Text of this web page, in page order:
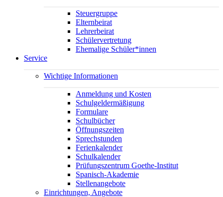
Steuergruppe
Elternbeirat
Lehrerbeirat
Schülervertretung
Ehemalige Schüler*innen
Service
Wichtige Informationen
Anmeldung und Kosten
Schulgeldermäßigung
Formulare
Schulbücher
Öffnungszeiten
Sprechstunden
Ferienkalender
Schulkalender
Prüfungszentrum Goethe-Institut
Spanisch-Akademie
Stellenangebote
Einrichtungen, Angebote